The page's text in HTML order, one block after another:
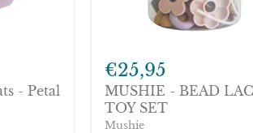
- Petal
-
BEAD
LACING
TOY
SET
€25,95
MUSHIE - BEAD
TOY SET
Mushie